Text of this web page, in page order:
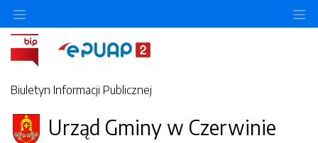
Biuletyn Informacji Publicznej
Urząd Gminy w Czerwinie